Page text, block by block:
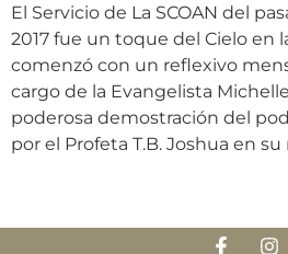
El Servicio de La SCOAN del
2017 fue un toque del Cielo en
comenzó con un reflexivo
cargo de la Evangelista
poderosa demostración del
por el Profeta T.B. Joshua en